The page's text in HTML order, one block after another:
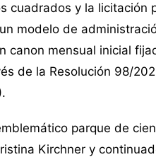
cuadrados y la licitación
modelo de
canon mensual inicial
de la Resolución 98/
parque de
Kirchner y